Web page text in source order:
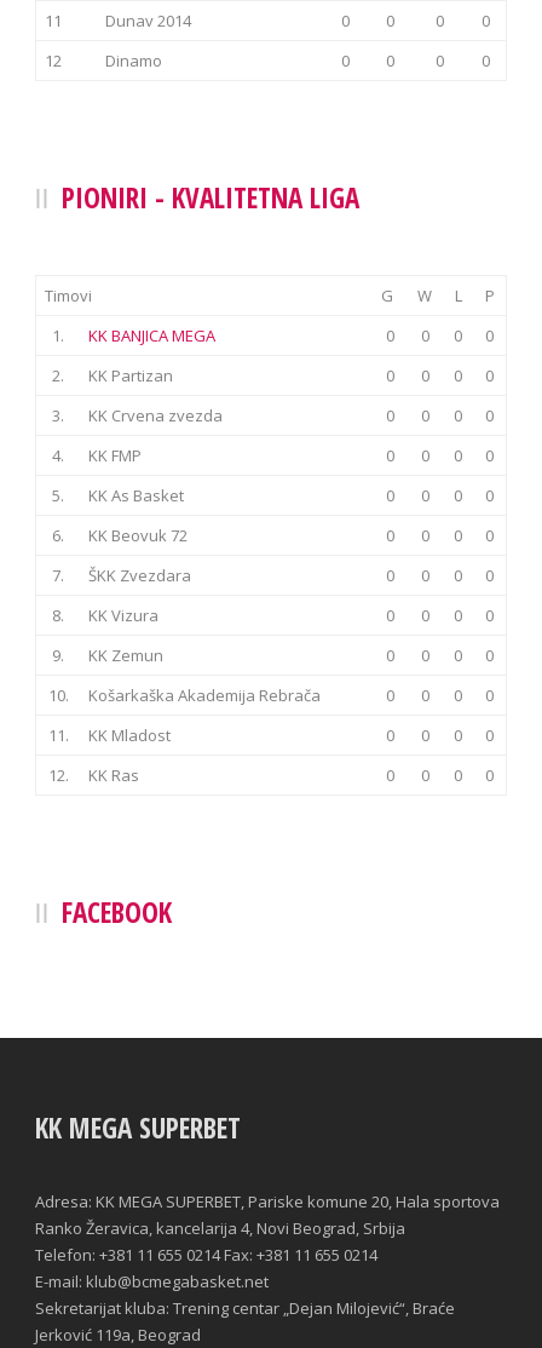
11
Dunav 2014 0 0 0
0
12
Dinamo 0 0 0 0
PIONIRI - KVALITETNA LIGA
Timovi G W L
P
1.
KK BANJICA MEGA 0 0 0
0
2.
KK Partizan 0 0 0
0
3.
KK Crvena zvezda 0 0 0
0
4.
KK FMP 0 0 0
0
5.
KK As Basket 0 0 0
0
6.
KK Beovuk 72 0 0 0
0
7.
ŠKK Zvezdara 0 0 0
0
8.
KK Vizura 0 0 0
0
9.
KK Zemun 0 0 0
0
10.
Košarkaška Akademija Rebrača 0 0 0
0
11.
KK Mladost 0 0 0
0
12.
KK Ras 0 0 0 0
FACEBOOK
KK MEGA SUPERBET
Adresa: KK MEGA SUPERBET, Pariske komune 20, Hala sportova
Ranko Žeravica, kancelarija 4, Novi Beograd, Srbija
Telefon: +381 11 655 0214 Fax: +381 11 655 0214
E-mail: klub@bcmegabasket.net
Sekretarijat kluba: Trening centar „Dejan Milojević“, Braće
Jerković 119a, Beograd